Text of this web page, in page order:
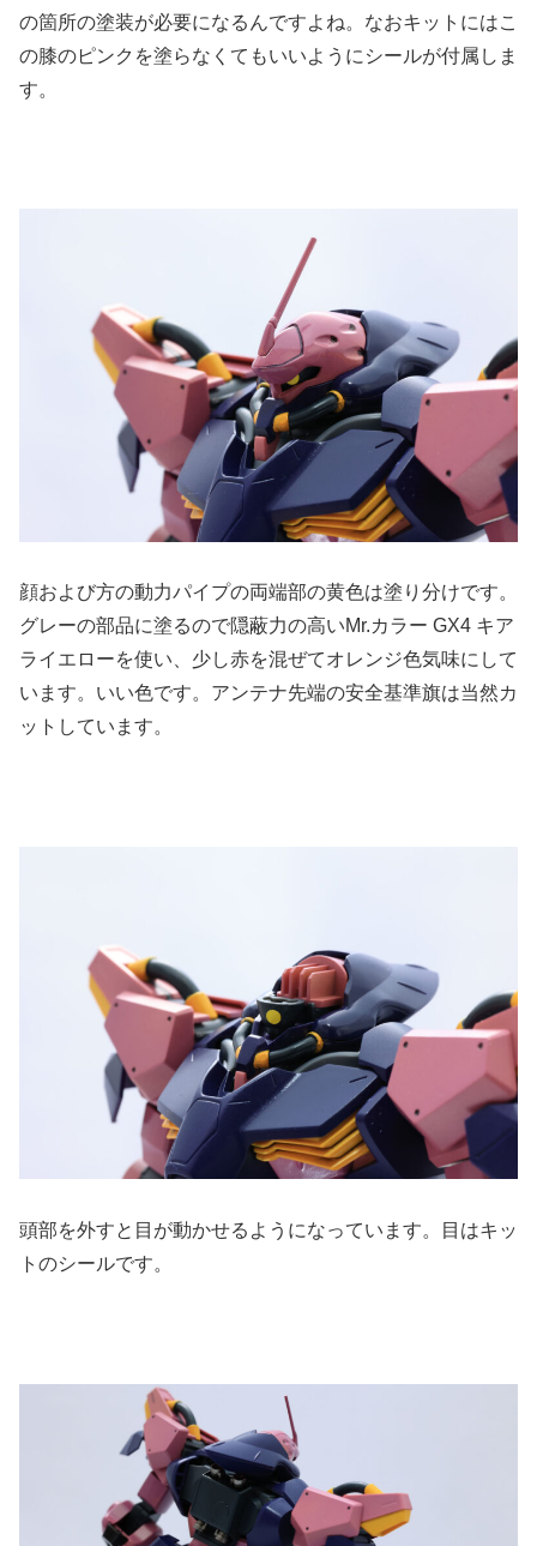
の箇所の塗装が必要になるんですよね。なおキットにはこ
の膝のピンクを塗らなくてもいいようにシールが付属しま
す。
顔および方の動力パイプの両端部の黄色は塗り分けです。
グレーの部品に塗るので隠蔽力の高いMr.カラー GX4 キア
ライエローを使い、少し赤を混ぜてオレンジ色気味にして
います。いい色です。アンテナ先端の安全基準旗は当然カ
ットしています。
頭部を外すと目が動かせるようになっています。目はキッ
トのシールです。